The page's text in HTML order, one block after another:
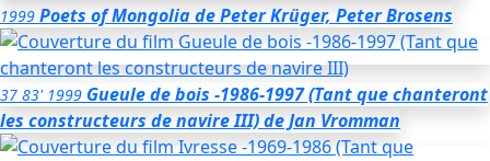
1999 Poets of Mongoliade Peter Krüger, Peter Brosens
37 83' 1999 Gueule de bois -1986-1997 (Tant que chanteront
les constructeurs de navire III)de Jan Vromman